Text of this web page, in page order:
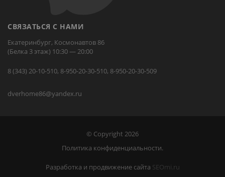
СВЯЗАТЬСЯ С НАМИ
Екатеринбург, Космонавтов 86
(Белка 3 этаж) 10:30 — 20:00
8 (343) 20-10-510, 8-950-20-30-510, 8-950-20-30-509
dverhome86@yandex.ru
© Copyright 2026
Политика конфиденциальности.
Разработка и продвижение сайта SEOmi.ru